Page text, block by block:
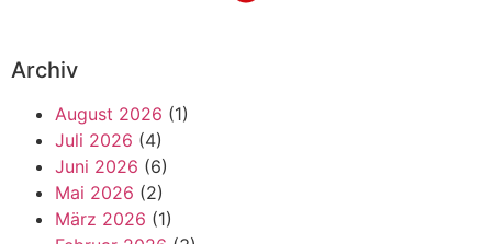
Archiv
August 2026 (1)
Juli 2026 (4)
Juni 2026 (6)
Mai 2026 (2)
März 2026 (1)